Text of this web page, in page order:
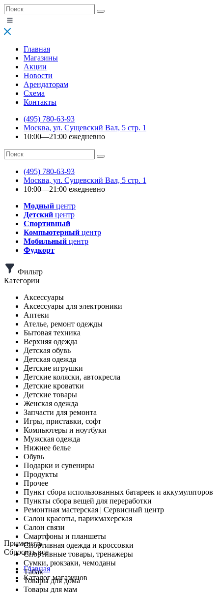
Главная
Магазины
Акции
Новости
Арендаторам
Схема
Контакты
(495) 780-63-93
Москва, ул. Сущевский Вал, 5 стр. 1
10:00—21:00 ежедневно
(495) 780-63-93
Москва, ул. Сущевский Вал, 5 стр. 1
10:00—21:00 ежедневно
Модный центр
Детский центр
Спортивный
Компьютерный центр
Мобильный центр
Фудкорт
Фильтр
Категории
Аксессуары
Аксессуары для электроники
Аптеки
Ателье, ремонт одежды
Бытовая техника
Верхняя одежда
Детская обувь
Детская одежда
Детские игрушки
Детские коляски, автокресла
Детские кроватки
Детские товары
Женская одежда
Запчасти для ремонта
Игры, приставки, софт
Компьютеры и ноутбуки
Мужская одежда
Нижнее белье
Обувь
Подарки и сувениры
Продукты
Прочее
Пункт сбора использованных батареек и аккумуляторов
Пункты сбора вещей для переработки
Ремонтная мастерская | Сервисный центр
Салон красоты, парикмахерская
Салон связи
Смартфоны и планшеты
Спортивная одежда и кроссовки
Спортивные товары, тренажеры
Сумки, рюкзаки, чемоданы
Табак
Товары для дома
Товары для мам
Применить
Cбросить все
Главная
Каталог магазинов